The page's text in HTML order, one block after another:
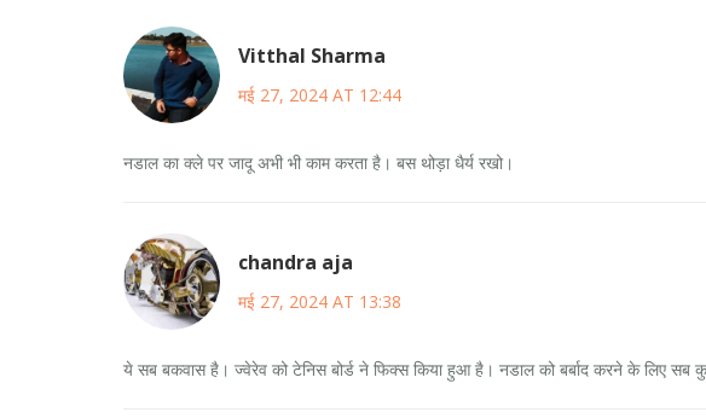
Vitthal Sharma
मई 27, 2024 AT 12:44
नडाल का क्ले पर जादू अभी भी काम करता है। बस थोड़ा धैर्य रखो।
chandra aja
मई 27, 2024 AT 13:38
ये सब बकवास है। ज्वेरेव को टेनिस बोर्ड ने फिक्स किया हुआ है। नडाल को बर्बाद करने के लिए